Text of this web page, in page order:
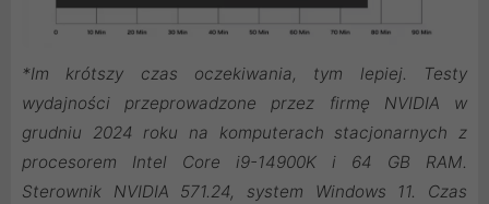
*Im krótszy czas oczekiwania, tym lepiej. Testy
wydajności przeprowadzone przez firmę NVIDIA w
grudniu 2024 roku na komputerach stacjonarnych z
procesorem Intel Core i9-14900K i 64 GB RAM.
Sterownik NVIDIA 571.24, system Windows 11. Czas